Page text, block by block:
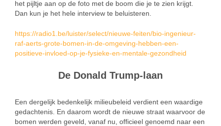
het pijltje aan op de foto met de boom die je te zien krijgt.
Dan kun je het hele interview te beluisteren.
https://radio1.be/luister/select/nieuwe-feiten/bio-ingenieur-
raf-aerts-grote-bomen-in-de-omgeving-hebben-een-
positieve-invloed-op-je-fysieke-en-mentale-gezondheid
De Donald Trump-laan
Een dergelijk bedenkelijk milieubeleid verdient een waardige
gedachtenis. En daarom wordt de nieuwe straat waarvoor de
bomen werden geveld, vanaf nu, officieel genoemd naar een